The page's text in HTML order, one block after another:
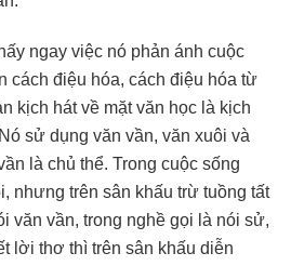
ngay việc nó phản ánh cuộc
cách điệu hóa, cách điệu hóa từ
kịch hát về mặt văn học là kịch
sử dụng văn vần, văn xuôi và
là chủ thể. Trong cuộc sống
nhưng trên sân khấu trừ tuồng tất
văn vần, trong nghề gọi là nói sử,
lời thơ thì trên sân khấu diễn